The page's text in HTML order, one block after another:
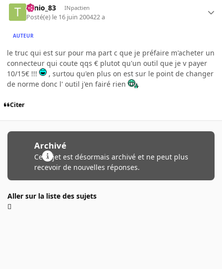
Tonio_83 INpactien
Posté(e) le 16 juin 200422 a
AUTEUR
le truc qui est sur pour ma part c que je préfaire m'acheter un
connecteur qui coute qqs € plutot qu'un outil que je v payer
10/15€ !!!
, surtou qu'en plus on est sur le point de changer
de norme donc l' outil j'en fairé rien
Citer
Archivé
Ce sujet est désormais archivé et ne peut plus
recevoir de nouvelles réponses.
Aller sur la liste des sujets